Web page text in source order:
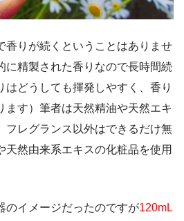
香りが続くということはありませ
に精製された香りなので長時間続
はどうしても揮発しやすく、香り
ます）筆者は天然精油や天然エキ
フレグランス以外はできるだけ無
天然由来系エキスの化粧品を使用
のイメージだったのですが120mL